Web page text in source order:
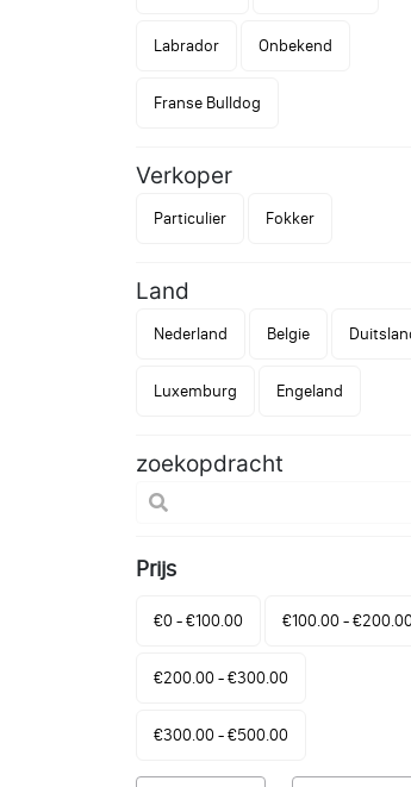
Labrador Onbekend
Franse Bulldog
Verkoper
Particulier Fokker
Land
Nederland Belgie
Luxemburg Engeland
zoekopdracht
Prijs
€0 - €100.00 €100.00 - €200.00
€200.00 - €300.00
€300.00 - €500.00